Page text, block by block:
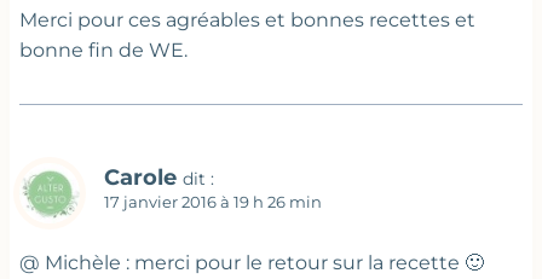
Merci pour ces agréables et bonnes recettes et
bonne fin de WE.
Carole dit :
17 janvier 2016 à 19 h 26 min
@ Michèle : merci pour le retour sur la recette 🙂